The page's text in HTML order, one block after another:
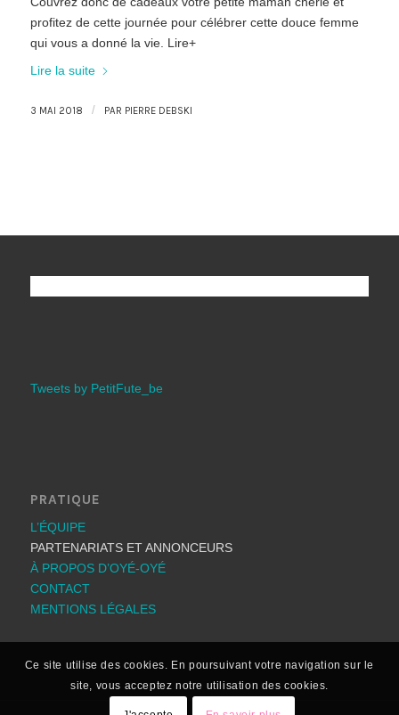
profitez de cette journée pour célébrer cette douce femme
qui vous a donné la vie. Lire+
Lire la suite
3 MAI 2018 / PAR PIERRE DEBSKI
Tweets by PetitFute_be
PRATIQUE
L’ÉQUIPE
PARTENARIATS ET ANNONCEURS
À PROPOS D’OYÉ-OYÉ
CONTACT
MENTIONS LÉGALES
Ce site utilise des cookies. En poursuivant votre navigation sur le
site, vous acceptez notre utilisation des cookies.